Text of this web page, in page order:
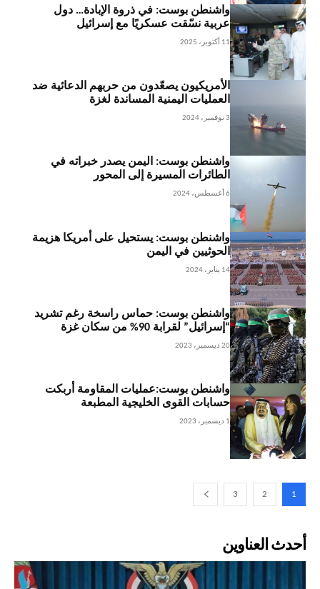
واشنطن بوست: في ذروة الإبادة… دول
عربية نسّقت عسكريًا مع إسرائيل
11 أكتوبر، 2025
الأمريكيون يصعّدون من حربهم الدعائية ضد
العمليات اليمنية المساندة لغزة
3 نوفمبر، 2024
واشنطن بوست: اليمن يصدر خبراته في
الطائرات المسيرة إلى المحور
6 أغسطس، 2024
واشنطن بوست: يستحيل على أمريكا هزيمة
الحوثيين في اليمن
14 يناير، 2024
واشنطن بوست: حماس راسخة رغم تشريد
“إسرائيل” لقرابة 90% من سكان غزة
20 ديسمبر، 2023
واشنطن بوست:عمليات المقاومة أربكت
حسابات القوى الخليجية المطبعة
1 ديسمبر، 2023
1
2
3
أحدث العناوين